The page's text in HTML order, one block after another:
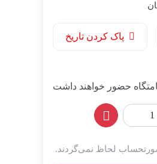
پاک کردن تاریخ
حضور خواهند داشت